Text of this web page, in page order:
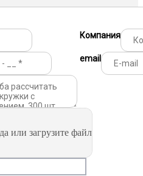
Компания
email
или загрузите файл